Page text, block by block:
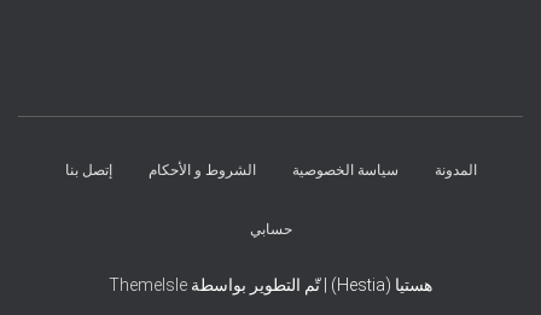
المدونة سياسة الخصوصية الشروط و الأحكام إتصل بنا
حسابي
هستيا (Hestia) | تّم التطوير بواسطة ThemeIsle